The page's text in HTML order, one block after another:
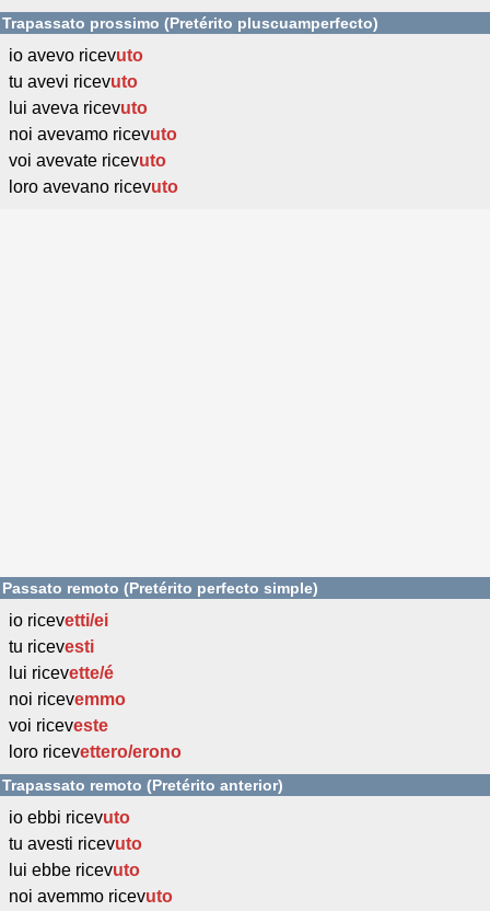
Trapassato prossimo (Pretérito pluscuamperfecto)
io avevo ricevuto
tu avevi ricevuto
lui aveva ricevuto
noi avevamo ricevuto
voi avevate ricevuto
loro avevano ricevuto
Passato remoto (Pretérito perfecto simple)
io ricevetti/ei
tu ricevesti
lui ricevette/é
noi ricevemmo
voi riceveste
loro ricevettero/erono
Trapassato remoto (Pretérito anterior)
io ebbi ricevuto
tu avesti ricevuto
lui ebbe ricevuto
noi avemmo ricevuto